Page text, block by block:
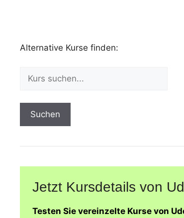
Alternative Kurse finden:
Suchen
Jetzt Kursdetails von
Testen Sie vereinzelte Kurse von